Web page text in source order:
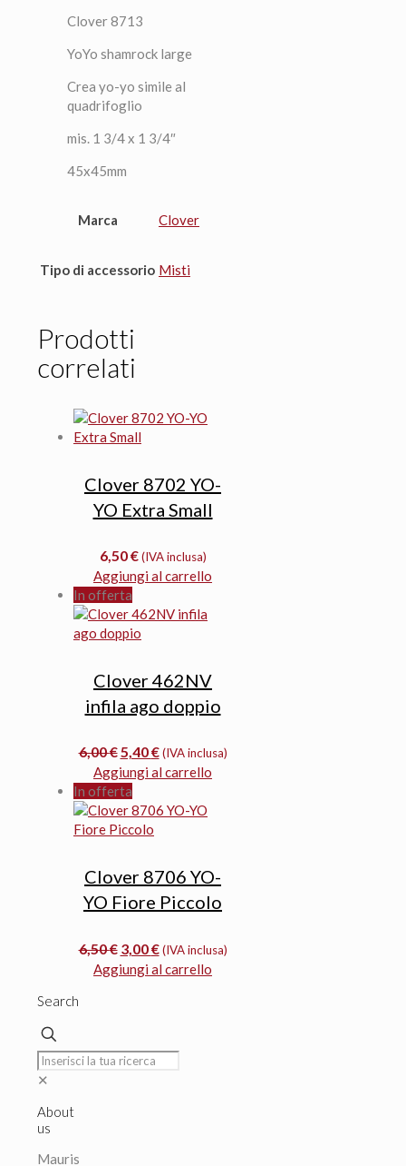
Clover 8713
YoYo shamrock large
Crea yo-yo simile al
quadrifoglio
mis. 1 3/4 x 1 3/4″
45x45mm
Marca Clover
Tipo di accessorio Misti
Prodotti
correlati
Clover 8702 YO-
YO Extra Small
6,50€ (IVA inclusa)
Aggiungi al carrello
In offerta
Clover 462NV
infila ago doppio
6,00€ Il
prezzo
originale
era:
6,00 €.
5,40€Il
prezzo
è:
(IVA inclusa)
Aggiungi al carrello
In offerta
Clover 8706 YO-
YO Fiore Piccolo
6,50€ Il
prezzo
3,00€Il
prezzo
(IVA inclusa)
Aggiungi al carrello
Search
✕
About
us
Mauris